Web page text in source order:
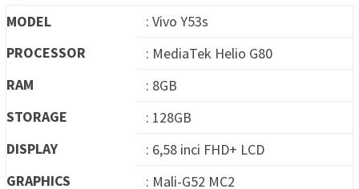
MODEL
: Vivo Y53s
PROCESSOR
: MediaTek Helio G80
RAM
: 8GB
STORAGE
: 128GB
DISPLAY
: 6,58 inci FHD+ LCD
GRAPHICS
: Mali-G52 MC2